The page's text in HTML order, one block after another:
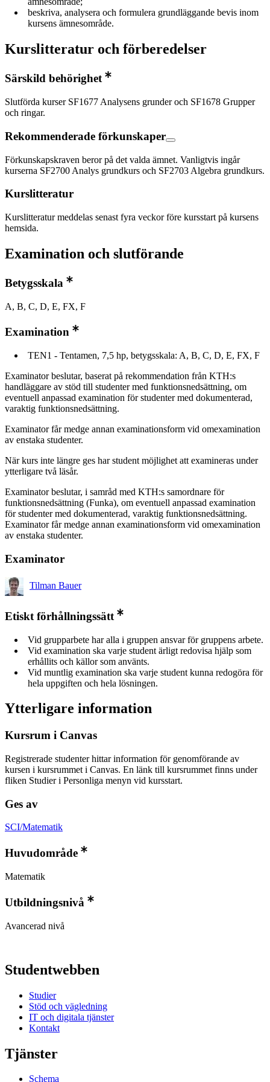
beskriva, analysera och formulera grundläggande bevis inom
kursens ämnesområde.
Kurslitteratur och förberedelser
Särskild behörighet
Slutförda kurser SF1677 Analysens grunder och SF1678 Grupper
och ringar.
Rekommenderade förkunskaper
Förkunskapskraven beror på det valda ämnet. Vanligtvis ingår
kurserna SF2700 Analys grundkurs och SF2703 Algebra grundkurs.
Kurslitteratur
Kurslitteratur meddelas senast fyra veckor före kursstart på kursens
hemsida.
Examination och slutförande
Betygsskala
A, B, C, D, E, FX, F
Examination
TEN1 - Tentamen, 7,5 hp, betygsskala: A, B, C, D, E, FX, F
Examinator beslutar, baserat på rekommendation från KTH:s
handläggare av stöd till studenter med funktionsnedsättning, om
eventuell anpassad examination för studenter med dokumenterad,
varaktig funktionsnedsättning.
Examinator får medge annan examinationsform vid omexamination
av enstaka studenter.
När kurs inte längre ges har student möjlighet att examineras under
ytterligare två läsår.
Examinator beslutar, i samråd med KTH:s samordnare för
funktionsnedsättning (Funka), om eventuell anpassad examination
för studenter med dokumenterad, varaktig funktionsnedsättning.
Examinator får medge annan examinationsform vid omexamination
av enstaka studenter.
Examinator
Tilman Bauer
Etiskt förhållningssätt
Vid grupparbete har alla i gruppen ansvar för gruppens arbete.
Vid examination ska varje student ärligt redovisa hjälp som
erhållits och källor som använts.
Vid muntlig examination ska varje student kunna redogöra för
hela uppgiften och hela lösningen.
Ytterligare information
Kursrum i Canvas
Registrerade studenter hittar information för genomförande av
kursen i kursrummet i Canvas. En länk till kursrummet finns under
fliken Studier i Personliga menyn vid kursstart.
Ges av
SCI/Matematik
Huvudområde
Matematik
Utbildningsnivå
Avancerad nivå
Studentwebben
Studier
Stöd och vägledning
IT och digitala tjänster
Kontakt
Tjänster
Schema